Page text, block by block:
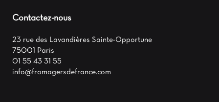
Contactez-nous
23 rue des Lavandières Sainte-Opportune
75001 Paris
01 55 43 31 55
info@fromagersdefrance.com